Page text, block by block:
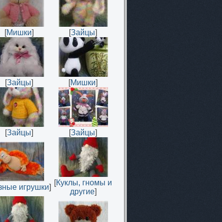
[Мишки] [Зайцы]
[Зайцы] [Мишки]
[Зайцы] [Зайцы]
игрушки]
[Куклы, гномы и
другие]